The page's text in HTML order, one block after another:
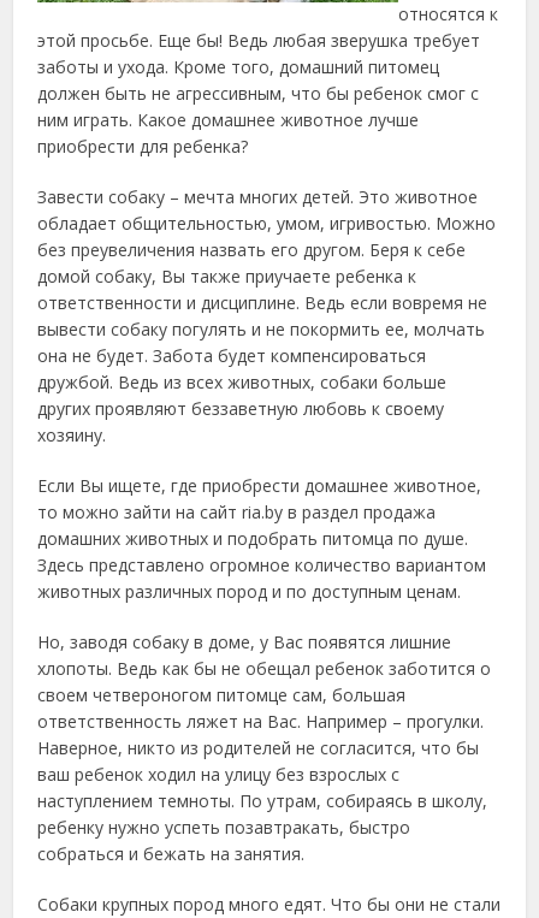
относятся к
этой просьбе. Еще бы! Ведь любая зверушка требует
заботы и ухода. Кроме того, домашний питомец
должен быть не агрессивным, что бы ребенок смог с
ним играть. Какое домашнее животное лучше
приобрести для ребенка?
Завести собаку – мечта многих детей. Это животное
обладает общительностью, умом, игривостью. Можно
без преувеличения назвать его другом. Беря к себе
домой собаку, Вы также приучаете ребенка к
ответственности и дисциплине. Ведь если вовремя не
вывести собаку погулять и не покормить ее, молчать
она не будет. Забота будет компенсироваться
дружбой. Ведь из всех животных, собаки больше
других проявляют беззаветную любовь к своему
хозяину.
Если Вы ищете, где приобрести домашнее животное,
то можно зайти на сайт ria.by в раздел продажа
домашних животных и подобрать питомца по душе.
Здесь представлено огромное количество вариантом
животных различных пород и по доступным ценам.
Но, заводя собаку в доме, у Вас появятся лишние
хлопоты. Ведь как бы не обещал ребенок заботится о
своем четвероногом питомце сам, большая
ответственность ляжет на Вас. Например – прогулки.
Наверное, никто из родителей не согласится, что бы
ваш ребенок ходил на улицу без взрослых с
наступлением темноты. По утрам, собираясь в школу,
ребенку нужно успеть позавтракать, быстро
собраться и бежать на занятия.
Собаки крупных пород много едят. Что бы они не стали